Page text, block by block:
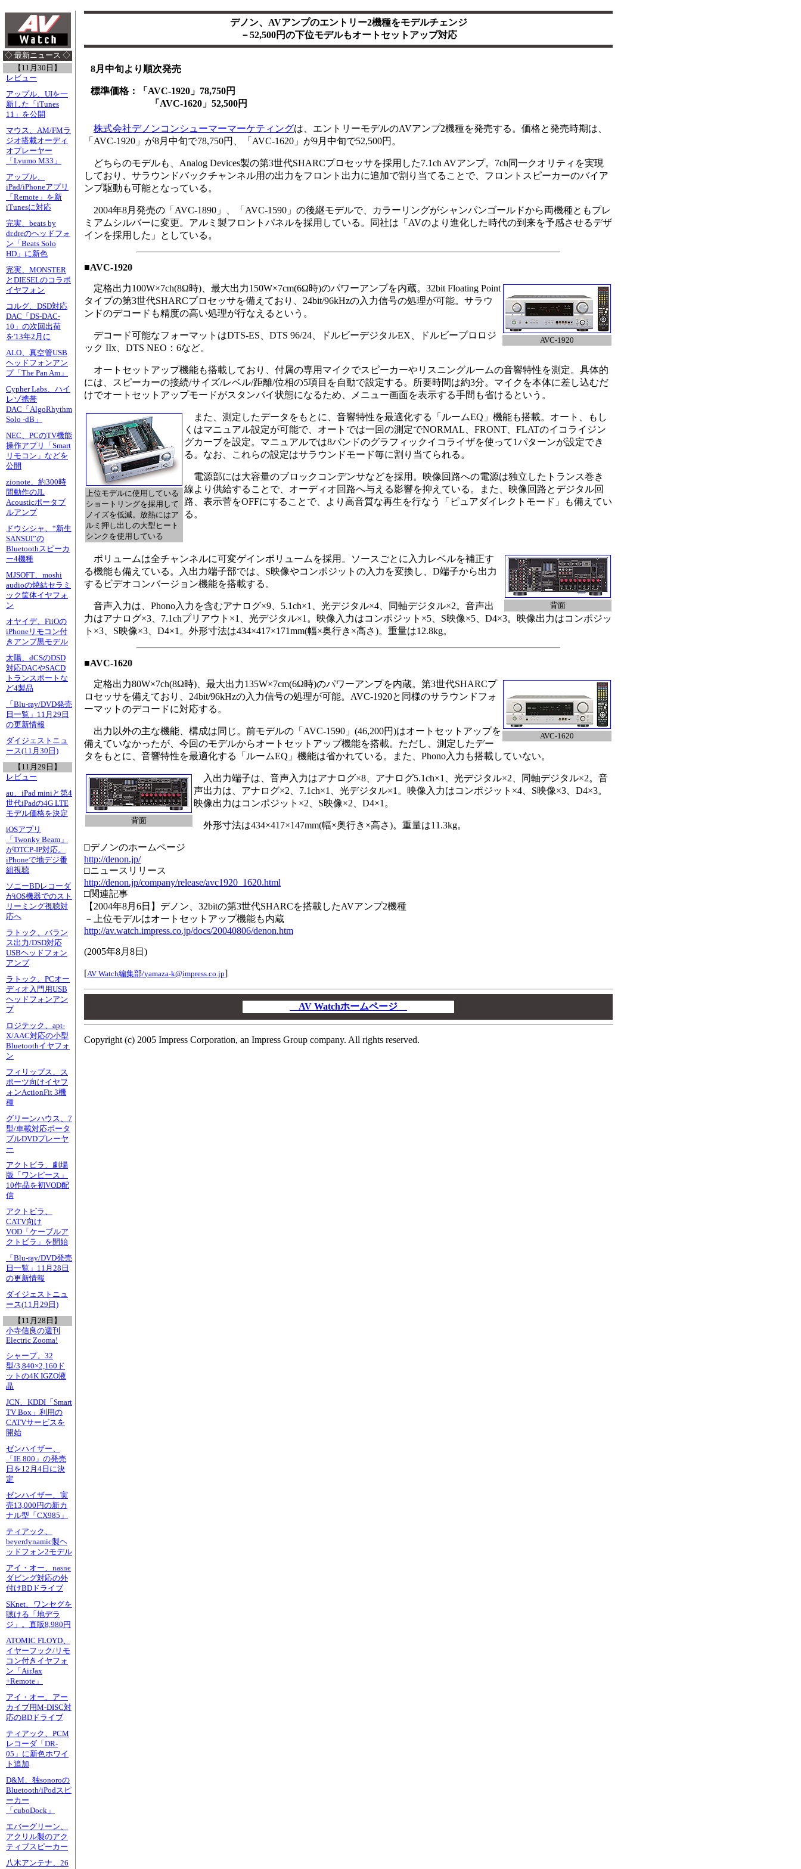
◇ 最新ニュース ◇
【11月30日】
レビュー
アップル、UIを一
新した「iTunes
11」を公開
マウス、AM/FMラ
ジオ搭載オーディ
オプレーヤー
「Lyumo M33」
アップル、
iPad/iPhoneアプリ
「Remote」を新
iTunesに対応
完実、beats by
dr.dreのヘッドフォ
ン「Beats Solo
HD」に新色
完実、MONSTER
とDIESELのコラボ
イヤフォン
コルグ、DSD対応
DAC「DS-DAC-
10」の次回出荷
を'13年2月に
ALO、真空管USB
ヘッドフォンアン
プ「The Pan Am」
Cypher Labs、ハイ
レゾ携帯
DAC「AlgoRhythm
Solo -dB」
NEC、PCのTV機能
操作アプリ「Smart
リモコン」などを
公開
zionote、約300時
間動作のJL
Acousticポータブ
ルアンプ
ドウシシャ、“新生
SANSUI”の
Bluetoothスピーカ
ー4機種
MJSOFT、moshi
audioの焼結セラミ
ック筐体イヤフォ
ン
オヤイデ、FiiOの
iPhoneリモコン付
きアンプ黒モデル
太陽、dCSのDSD
対応DACやSACD
トランスポートな
ど4製品
「Blu-ray/DVD発売
日一覧」11月29日
の更新情報
ダイジェストニュ
ース(11月30日)
【11月29日】
レビュー
au、iPad miniと第4
世代iPadの4G LTE
モデル価格を決定
iOSアプリ
「Twonky Beam」
がDTCP-IP対応。
iPhoneで地デジ番
組視聴
ソニーBDレコーダ
がiOS機器でのスト
リーミング視聴対
応へ
ラトック、バラン
ス出力/DSD対応
USBヘッドフォン
アンプ
ラトック、PCオー
ディオ入門用USB
ヘッドフォンアン
プ
ロジテック、apt-
X/AAC対応の小型
Bluetoothイヤフォ
ン
フィリップス、ス
ポーツ向けイヤフ
ォンActionFit 3機
種
グリーンハウス、7
型/車載対応ポータ
ブルDVDプレーヤ
ー
アクトビラ、劇場
版「ワンピース」
10作品を初VOD配
信
アクトビラ、
CATV向け
VOD「ケーブルア
クトビラ」を開始
「Blu-ray/DVD発売
日一覧」11月28日
の更新情報
ダイジェストニュ
ース(11月29日)
【11月28日】
小寺信良の週刊
Electric Zooma!
シャープ、32
型/3,840×2,160ド
ットの4K IGZO液
晶
JCN、KDDI「Smart
TV Box」利用の
CATVサービスを
開始
ゼンハイザー、
「IE 800」の発売
日を12月4日に決
定
ゼンハイザー、実
売13,000円の新カ
ナル型「CX985」
ティアック、
beyerdynamic製ヘ
ッドフォン2モデル
アイ・オー、nasne
ダビング対応の外
付けBDドライブ
SKnet、ワンセグを
聴ける「地デラ
ジ」。直販8,980円
ATOMIC FLOYD、
イヤーフック/リモ
コン付きイヤフォ
ン「AirJax
+Remote」
アイ・オー、アー
カイブ用M-DISC対
応のBDドライブ
ティアック、PCM
レコーダ「DR-
05」に新色ホワイ
ト追加
D&M、独sonoroの
Bluetooth/iPodスピ
ーカー
「cuboDock」
エバーグリーン、
アクリル製のアク
ティブスピーカー
八木アンテナ、26
デノン、AVアンプのエントリー2機種をモデルチェンジ
－52,500円の下位モデルもオートセットアップ対応
8月中旬より順次発売
標準価格：「AVC-1920」78,750円
「AVC-1620」52,500円
株式会社デノンコンシューマーマーケティングは、エントリーモデルのAVアンプ2機種を発売する。価格と発売時期は、
「AVC-1920」が8月中旬で78,750円、「AVC-1620」が9月中旬で52,500円。
どちらのモデルも、Analog Devices製の第3世代SHARCプロセッサを採用した7.1ch AVアンプ。7ch同一クオリティを実現
しており、サラウンドバックチャンネル用の出力をフロント出力に追加で割り当てることで、フロントスピーカーのバイア
ンプ駆動も可能となっている。
2004年8月発売の「AVC-1890」、「AVC-1590」の後継モデルで、カラーリングがシャンパンゴールドから両機種ともプレ
ミアムシルバーに変更。アルミ製フロントパネルを採用している。同社は「AVのより進化した時代の到来を予感させるデザ
インを採用した」としている。
■AVC-1920
AVC-1920
定格出力100W×7ch(8Ω時)、最大出力150W×7cm(6Ω時)のパワーアンプを内蔵。32bit Floating Point
タイプの第3世代SHARCプロセッサを備えており、24bit/96kHzの入力信号の処理が可能。サラウ
ンドのデコードも精度の高い処理が行なえるという。
デコード可能なフォーマットはDTS-ES、DTS 96/24、ドルビーデジタルEX、ドルビープロロジ
ック IIx、DTS NEO：6など。
オートセットアップ機能も搭載しており、付属の専用マイクでスピーカーやリスニングルームの音響特性を測定。具体的
には、スピーカーの接続/サイズ/レベル/距離/位相の5項目を自動で設定する。所要時間は約3分。マイクを本体に差し込むだ
けでオートセットアップモードがスタンバイ状態になるため、メニュー画面を表示する手間も省けるという。
上位モデルに使用している
ショートリングを採用して
ノイズを低減。放熱にはア
ルミ押し出しの大型ヒート
シンクを使用している
また、測定したデータをもとに、音響特性を最適化する「ルームEQ」機能も搭載。オート、もし
くはマニュアル設定が可能で、オートでは一回の測定でNORMAL、FRONT、FLATのイコライジン
グカーブを設定。マニュアルでは8バンドのグラフィックイコライザを使って1パターンが設定でき
る。なお、これらの設定はサラウンドモード毎に割り当てられる。
電源部には大容量のブロックコンデンサなどを採用。映像回路への電源は独立したトランス巻き
線より供給することで、オーディオ回路へ与える影響を抑えている。また、映像回路とデジタル回
路、表示菅をOFFにすることで、より高音質な再生を行なう「ピュアダイレクトモード」も備えてい
る。
背面
ボリュームは全チャンネルに可変ゲインボリュームを採用。ソースごとに入力レベルを補正す
る機能も備えている。入出力端子部では、S映像やコンポジットの入力を変換し、D端子から出力
するビデオコンバージョン機能を搭載する。
音声入力は、Phono入力を含むアナログ×9、5.1ch×1、光デジタル×4、同軸デジタル×2。音声出
力はアナログ×3、7.1chプリアウト×1、光デジタル×1。映像入力はコンポジット×5、S映像×5、D4×3。映像出力はコンポジッ
ト×3、S映像×3、D4×1。外形寸法は434×417×171mm(幅×奥行き×高さ)。重量は12.8kg。
■AVC-1620
AVC-1620
定格出力80W×7ch(8Ω時)、最大出力135W×7cm(6Ω時)のパワーアンプを内蔵。第3世代SHARCプ
ロセッサを備えており、24bit/96kHzの入力信号の処理が可能。AVC-1920と同様のサラウンドフォ
ーマットのデコードに対応する。
出力以外の主な機能、構成は同じ。前モデルの「AVC-1590」(46,200円)はオートセットアップを
備えていなかったが、今回のモデルからオートセットアップ機能を搭載。ただし、測定したデー
タをもとに、音響特性を最適化する「ルームEQ」機能は省かれている。また、Phono入力も搭載していない。
背面
入出力端子は、音声入力はアナログ×8、アナログ5.1ch×1、光デジタル×2、同軸デジタル×2。音
声出力は、アナログ×2、7.1ch×1、光デジタル×1。映像入力はコンポジット×4、S映像×3、D4×3。
映像出力はコンポジット×2、S映像×2、D4×1。
外形寸法は434×417×147mm(幅×奥行き×高さ)。重量は11.3kg。
□デノンのホームページ
http://denon.jp/
□ニュースリリース
http://denon.jp/company/release/avc1920_1620.html
□関連記事
【2004年8月6日】デノン、32bitの第3世代SHARCを搭載したAVアンプ2機種
－上位モデルはオートセットアップ機能も内蔵
http://av.watch.impress.co.jp/docs/20040806/denon.htm
(2005年8月8日 )
[AV Watch編集部/yamaza-k@impress.co.jp]
AV Watchホームページ
Copyright (c) 2005 Impress Corporation, an Impress Group company. All rights reserved.